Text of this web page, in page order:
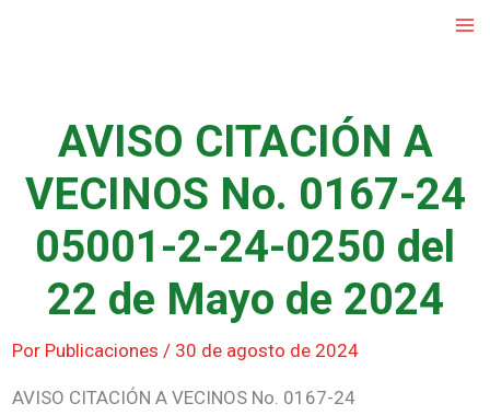
AVISO CITACIÓN A
VECINOS No. 0167-24
05001-2-24-0250 del
22 de Mayo de 2024
Por Publicaciones / 30 de agosto de 2024
AVISO CITACIÓN A VECINOS No. 0167-24